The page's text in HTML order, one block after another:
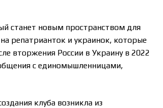
станет новым пространством для
репатрианток и украинок, которые
вторжения России в Украину в 2022
с единомышленницами,
клуба возникла из